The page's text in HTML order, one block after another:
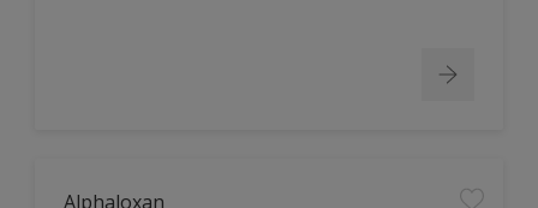
Alphaloxan